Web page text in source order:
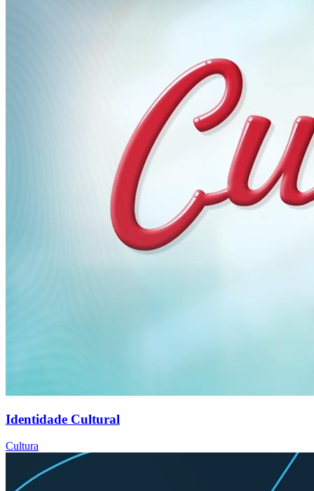
Identidade Cultural
Cultura